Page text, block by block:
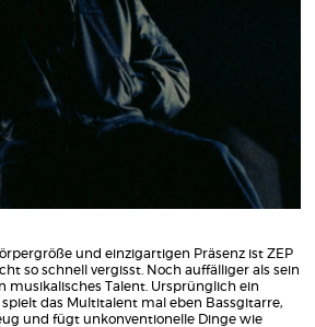
und einzigartigen Präsenz ist ZEP
so schnell vergisst. Noch auffälliger als sein
musikalisches Talent. Ursprünglich ein
spielt das Multitalent mal eben Bassgitarre,
und fügt unkonventionelle Dinge wie